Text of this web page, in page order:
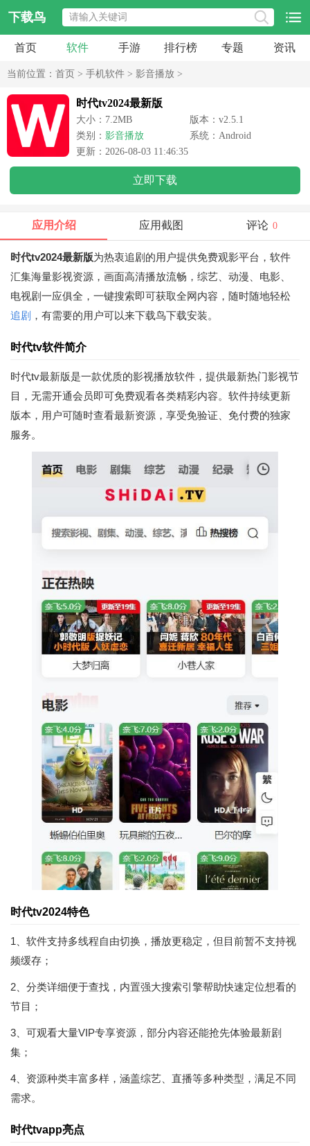
下载鸟
首页 软件 手游 排行榜 专题 资讯
当前位置： 首页 > 手机软件 > 影音播放 >
时代tv2024最新版
大小：7.2MB
版本：v2.5.1
类别： 影音播放
系统：Android
更新：2026-08-03 11:46:35
立即下载
应用介绍 应用截图 评论 0
时代tv2024最新版为热衷追剧的用户提供免费观影平台，软件
汇集海量影视资源，画面高清播放流畅，综艺、动漫、电影、
电视剧一应俱全，一键搜索即可获取全网内容，随时随地轻松
追剧 ，有需要的用户可以来下载鸟下载安装。
时代tv软件简介
时代tv最新版是一款优质的影视播放软件，提供最新热门影视节
目，无需开通会员即可免费观看各类精彩内容。软件持续更新
版本，用户可随时查看最新资源，享受免验证、免付费的独家
服务。
时代tv2024特色
1、软件支持多线程自由切换，播放更稳定，但目前暂不支持视
频缓存；
2、分类详细便于查找，内置强大搜索引擎帮助快速定位想看的
节目；
3、可观看大量VIP专享资源，部分内容还能抢先体验最新剧
集；
4、资源种类丰富多样，涵盖综艺、直播等多种类型，满足不同
需求。
时代tvapp亮点